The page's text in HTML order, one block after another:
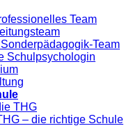
Team
Team
Schulpsychologin
THG
– die richtige Schule